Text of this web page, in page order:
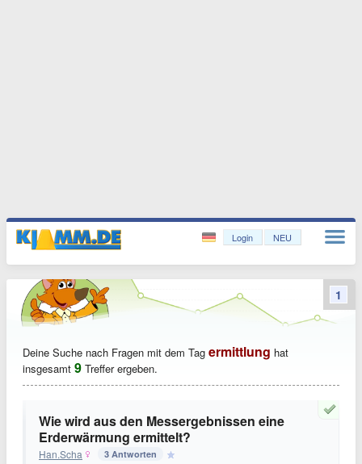
Login NEU
Deine Suche nach Fragen mit dem Tag ermittlung hat
insgesamt 9 Treffer ergeben.
Wie wird aus den Messergebnissen eine
Erderwärmung ermittelt?
Han.Scha 3 Antworten
1